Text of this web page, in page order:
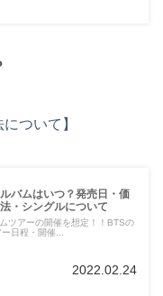
ついて】
バムはいつ？発売日・価
・シングルについて
ツアーの開催を想定！！BTSの
日程・開催...
2022.02.24